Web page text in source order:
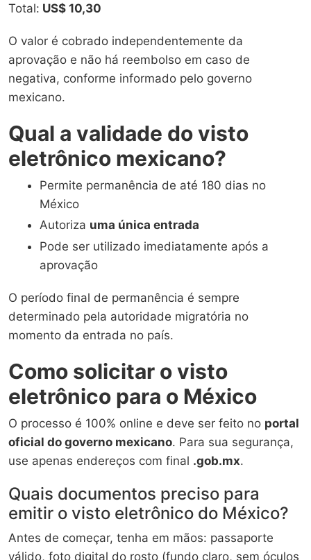
Total: US$ 10,30
O valor é cobrado independentemente da
aprovação e não há reembolso em caso de
negativa, conforme informado pelo governo
mexicano.
Qual a validade do visto
eletrônico mexicano?
Permite permanência de até 180 dias no
México
Autoriza uma única entrada
Pode ser utilizado imediatamente após a
aprovação
O período final de permanência é sempre
determinado pela autoridade migratória no
momento da entrada no país.
Como solicitar o visto
eletrônico para o México
O processo é 100% online e deve ser feito no portal
oficial do governo mexicano. Para sua segurança,
use apenas endereços com final .gob.mx.
Quais documentos preciso para
emitir o visto eletrônico do México?
Antes de começar, tenha em mãos: passaporte
válido, foto digital do rosto (fundo claro, sem óculos